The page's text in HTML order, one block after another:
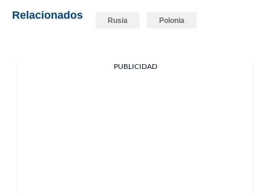
Relacionados Rusia Polonia
PUBLICIDAD